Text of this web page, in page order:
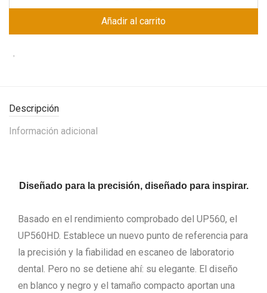
Añadir al carrito
Descripción
Información adicional
Diseñado para la precisión, diseñado para inspirar.
Basado en el rendimiento comprobado del UP560, el
UP560HD. Establece un nuevo punto de referencia para
la precisión y la fiabilidad en escaneo de laboratorio
dental. Pero no se detiene ahí: su elegante. El diseño
en blanco y negro y el tamaño compacto aportan una